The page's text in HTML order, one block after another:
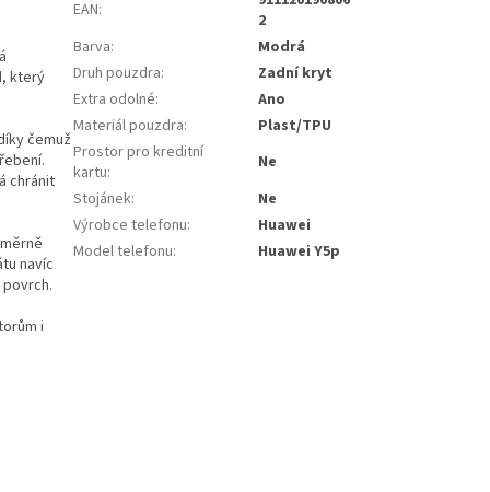
který
čemuž
chránit
navíc
i
EAN:
2
Barva:
Modrá
Druh pouzdra:
Zadní kryt
Extra odolné:
Ano
Materiál pouzdra:
Plast/TPU
Prostor pro kreditní
kartu:
Ne
Stojánek:
Ne
Výrobce telefonu:
Huawei
Model telefonu: Huawei Y5p